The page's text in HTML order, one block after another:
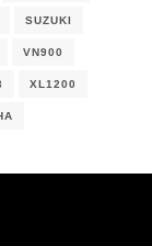
SUZUKI
VN900
XL1200